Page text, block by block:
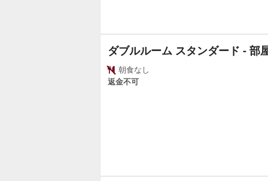
ダブルルーム スタンダード - 部
朝食なし
返金不可